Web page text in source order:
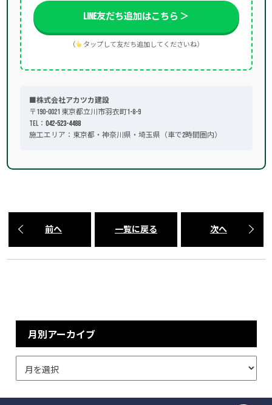
LINE友だち追加はこちら ＞
（ タップして友だち追加してくださいね）
■株式会社アカツカ建設
〒190-0021 東京都立川市羽衣町1-8-9
TEL： 042-523-4488
施工エリア：東京都・神奈川県・埼玉県（車で2時間圏内）
前へ 一覧に戻る 次へ
月別アーカイブ